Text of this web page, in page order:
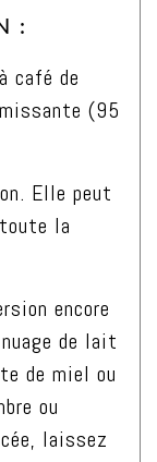
:
café de
(95
Elle peut
la
encore
de lait
de miel ou
ou
laissez